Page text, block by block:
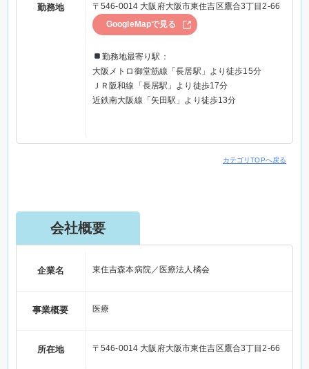
勤務地
〒546-0014 大阪府大阪市東住吉区鷹合3丁目2-66
GoogleMapで見る
勤務地最寄り駅：
大阪メトロ御堂筋線「長居駅」より徒歩15分
ＪＲ阪和線「長居駅」より徒歩17分
近鉄南大阪線「矢田駅」より徒歩13分
カテゴリTOPへ戻る
会社概要
企業名 東住吉森本病院／医療法人橘会
事業概要 医療
所在地 〒546-0014 大阪府大阪市東住吉区鷹合3丁目2-66